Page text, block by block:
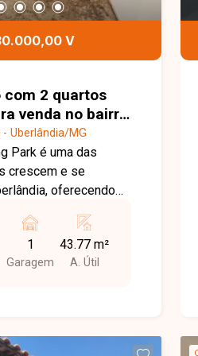
oportunidade
mobiliado e em uma
uma visita e venha
detalhes deste
V
2 quartos
venda no bairro
em Uberlândia-
Uberlândia/MG
Park é uma das
crescem e se
oferecendo
cidade e proximidade
escolas,
serviços. Uma
social, cozinha
1
Garagem
43.77 m²
A. Útil